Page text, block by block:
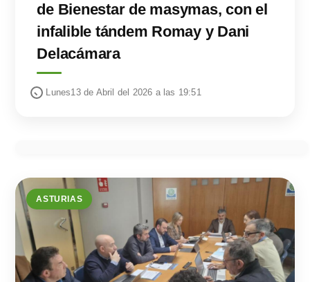
de Bienestar de masymas, con el
infalible tándem Romay y Dani
Delacámara
Lunes13 de Abril del 2026 a las 19:51
ASTURIAS